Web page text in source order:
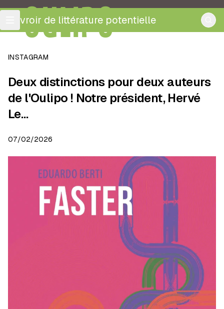
OULIPO
ouvroir de littérature potentielle
INSTAGRAM
Deux distinctions pour deux auteurs
de l'Oulipo ! Notre président, Hervé
Le…
07/02/2026